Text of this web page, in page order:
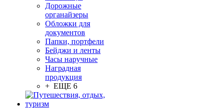
Дорожные
органайзеры
Обложки для
документов
Папки, портфели
Бейджи и ленты
Часы наручные
Наградная
продукция
+ ЕЩЕ 6